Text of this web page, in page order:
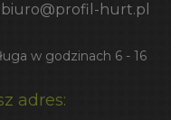
biuro@profil-hurt.pl
w godzinach 6 - 16
adres: